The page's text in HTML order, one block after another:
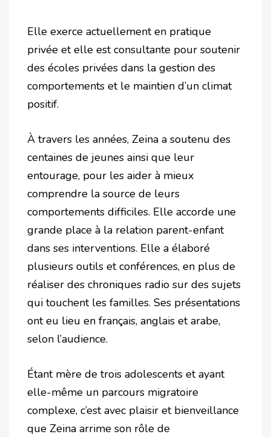
Elle exerce actuellement en pratique
privée et elle est consultante pour soutenir
des écoles privées dans la gestion des
comportements et le maintien d’un climat
positif.
À travers les années, Zeina a soutenu des
centaines de jeunes ainsi que leur
entourage, pour les aider à mieux
comprendre la source de leurs
comportements difficiles. Elle accorde une
grande place à la relation parent-enfant
dans ses interventions. Elle a élaboré
plusieurs outils et conférences, en plus de
réaliser des chroniques radio sur des sujets
qui touchent les familles. Ses présentations
ont eu lieu en français, anglais et arabe,
selon l’audience.
Étant mère de trois adolescents et ayant
elle-même un parcours migratoire
complexe, c’est avec plaisir et bienveillance
que Zeina arrime son rôle de